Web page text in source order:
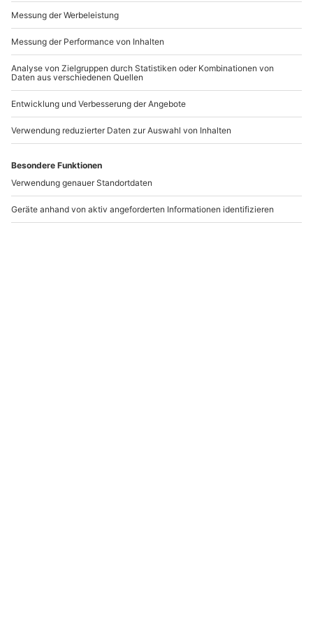
Andere Produkte entdecken
Mannheim (Operation
Rescue)
Mannheim
6 Personen
Hannover
1-6 Personen